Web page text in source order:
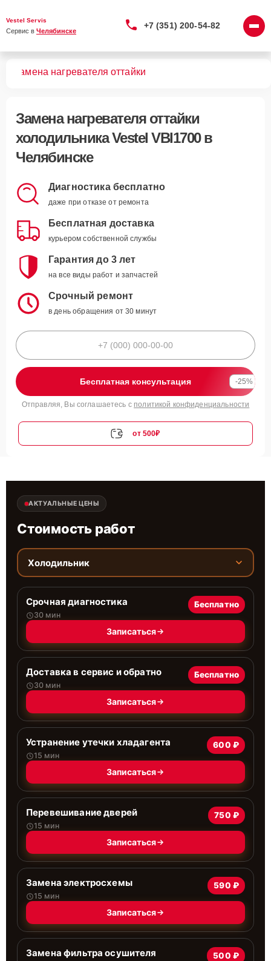
Vestel Servis
Сервис в Челябинске
+7 (351) 200-54-82
Замена нагревателя оттайки
Замена нагревателя оттайки
холодильника Vestel VBI1700 в
Челябинске
Диагностика бесплатно
даже при отказе от ремонта
Бесплатная доставка
курьером собственной службы
Гарантия до 3 лет
на все виды работ и запчастей
Срочный ремонт
в день обращения от 30 минут
Бесплатная консультация -25%
Отправляя, Вы соглашаетесь с политикой конфиденциальности
от 500₽
АКТУАЛЬНЫЕ ЦЕНЫ
Стоимость работ
Холодильник
Срочная диагностика
30 мин
Бесплатно
Записаться
Доставка в сервис и обратно
30 мин
Бесплатно
Записаться
Устранение утечки хладагента
15 мин
600 ₽
Записаться
Перевешивание дверей
15 мин
750 ₽
Записаться
Замена электросхемы
15 мин
590 ₽
Записаться
Замена фильтра осушителя 500 ₽